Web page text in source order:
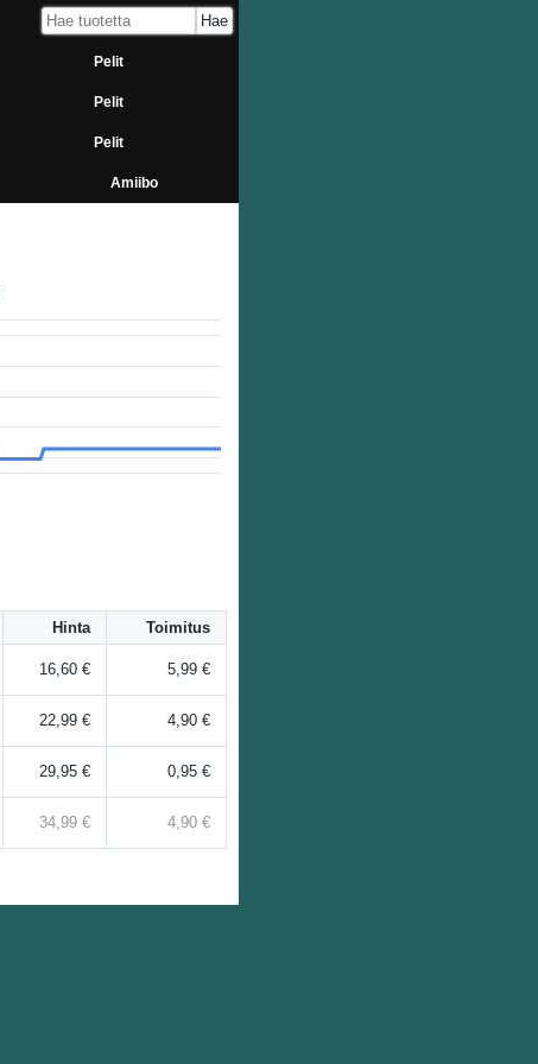
Pelit
Pelit
Pelit
Amiibo
Hinta Toimitus
16,60 € 5,99 €
22,99 € 4,90 €
29,95 € 0,95 €
34,99 € 4,90 €